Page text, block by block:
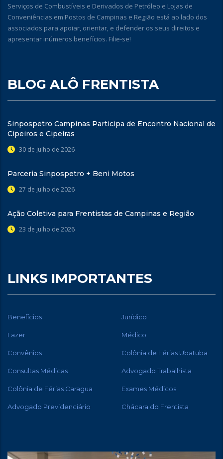
Serviços de Combustíveis e Derivados de Petróleo e Lojas de
Conveniências em Postos de Campinas e Região está ao lado dos
associados para apoiar, orientar, e defender os seus direitos e
apresentar inúmeros benefícios. Filie-se!
BLOG ALÔ FRENTISTA
Sinpospetro Campinas Participa de Encontro Nacional de
Cipeiros e Cipeiras
30 de julho de 2026
Parceria Sinpospetro + Beni Motos
27 de julho de 2026
Ação Coletiva para Frentistas de Campinas e Região
23 de julho de 2026
LINKS IMPORTANTES
Benefícios Jurídico
Lazer Médico
Convênios Colônia de Férias Ubatuba
Consultas Médicas Advogado Trabalhista
Colônia de Férias Caragua Exames Médicos
Advogado Previdenciário Chácara do Frentista